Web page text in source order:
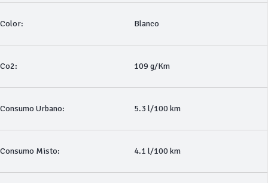
Color: Blanco
Co2: 109 g/Km
Consumo Urbano: 5.3 l/100 km
Consumo Misto: 4.1 l/100 km